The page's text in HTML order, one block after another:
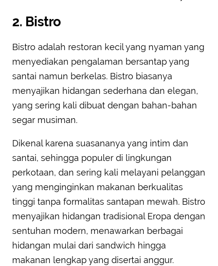
2. Bistro
Bistro adalah restoran kecil yang nyaman yang
menyediakan pengalaman bersantap yang
santai namun berkelas. Bistro biasanya
menyajikan hidangan sederhana dan elegan,
yang sering kali dibuat dengan bahan-bahan
segar musiman.
Dikenal karena suasananya yang intim dan
santai, sehingga populer di lingkungan
perkotaan, dan sering kali melayani pelanggan
yang menginginkan makanan berkualitas
tinggi tanpa formalitas santapan mewah. Bistro
menyajikan hidangan tradisional Eropa dengan
sentuhan modern, menawarkan berbagai
hidangan mulai dari sandwich hingga
makanan lengkap yang disertai anggur.